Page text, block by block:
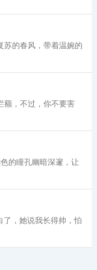
苏的春风，带着温婉的
额，不过，你不要害
的瞳孔幽暗深邃，让
了，她说我长得帅，怕